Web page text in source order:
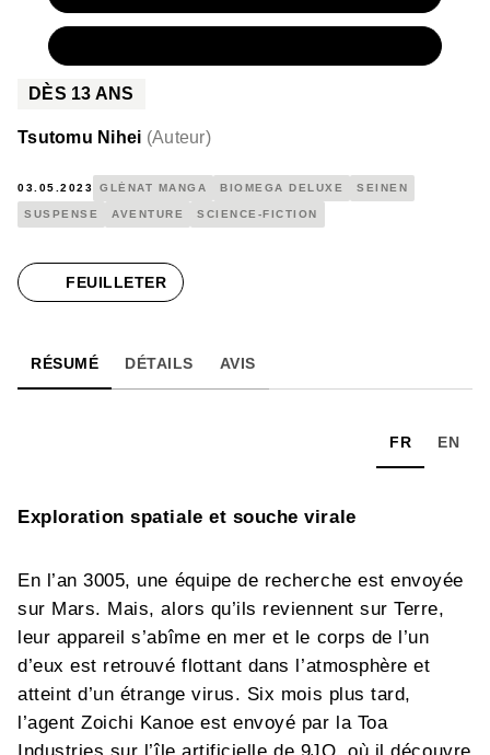
DÈS 13 ANS
Tsutomu Nihei (Auteur)
03.05.2023 GLÉNAT MANGA BIOMEGA DELUXE SEINEN
SUSPENSE AVENTURE SCIENCE-FICTION
FEUILLETER
RÉSUMÉ DÉTAILS AVIS
FR EN
Exploration spatiale et souche virale
En l’an 3005, une équipe de recherche est envoyée
sur Mars. Mais, alors qu’ils reviennent sur Terre,
leur appareil s’abîme en mer et le corps de l’un
d’eux est retrouvé flottant dans l’atmosphère et
atteint d’un étrange virus. Six mois plus tard,
l’agent Zoichi Kanoe est envoyé par la Toa